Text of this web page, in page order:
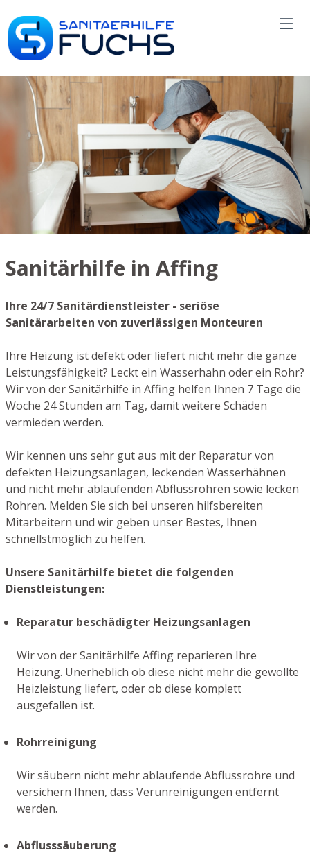
Sanitärhilfe in Affing
Ihre 24/7 Sanitärdienstleister - seriöse
Sanitärarbeiten von zuverlässigen Monteuren
Ihre Heizung ist defekt oder liefert nicht mehr die ganze
Leistungsfähigkeit? Leckt ein Wasserhahn oder ein Rohr?
Wir von der Sanitärhilfe in Affing helfen Ihnen 7 Tage die
Woche 24 Stunden am Tag, damit weitere Schäden
vermieden werden.
Wir kennen uns sehr gut aus mit der Reparatur von
defekten Heizungsanlagen, leckenden Wasserhähnen
und nicht mehr ablaufenden Abflussrohren sowie lecken
Rohren. Melden Sie sich bei unseren hilfsbereiten
Mitarbeitern und wir geben unser Bestes, Ihnen
schnellstmöglich zu helfen.
Unsere Sanitärhilfe bietet die folgenden
Dienstleistungen:
Reparatur beschädigter Heizungsanlagen
Wir von der Sanitärhilfe Affing reparieren Ihre
Heizung. Unerheblich ob diese nicht mehr die gewollte
Heizleistung liefert, oder ob diese komplett
ausgefallen ist.
Rohrreinigung
Wir säubern nicht mehr ablaufende Abflussrohre und
versichern Ihnen, dass Verunreinigungen entfernt
werden.
Abflusssäuberung